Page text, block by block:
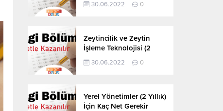
30.06.2022 0
Zeytincilik ve Zeytin
İşleme Teknolojisi (2
Yıllık) İçin Kaç Net
Gerekir 2022
30.06.2022 0
Yerel Yönetimler (2 Yıllık)
İçin Kaç Net Gerekir